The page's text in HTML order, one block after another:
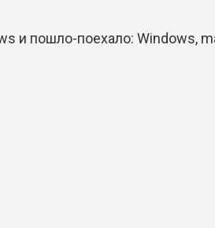
и пошло-поехало: Windows,